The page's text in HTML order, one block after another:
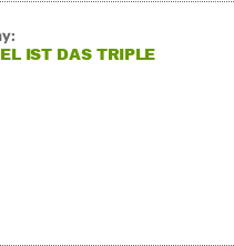
IST DAS TRIPLE